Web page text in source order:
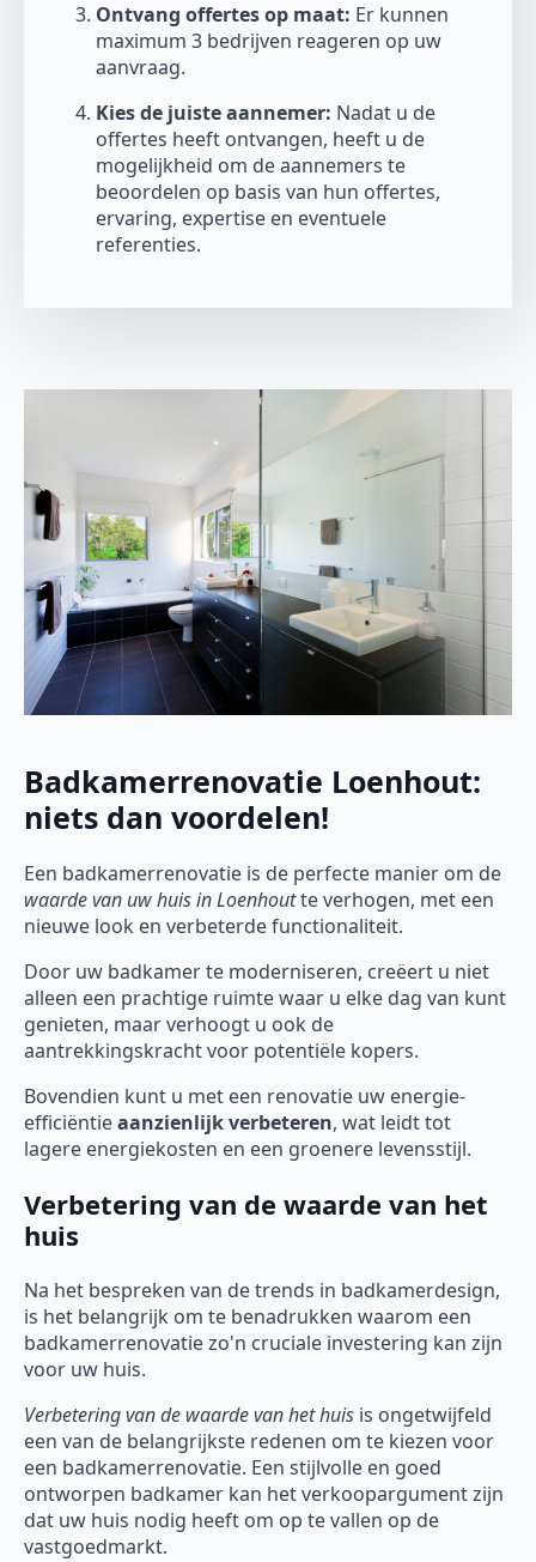
Ontvang offertes op maat: Er kunnen
maximum 3 bedrijven reageren op uw
aanvraag.
Kies de juiste aannemer: Nadat u de
offertes heeft ontvangen, heeft u de
mogelijkheid om de aannemers te
beoordelen op basis van hun offertes,
ervaring, expertise en eventuele
referenties.
Badkamerrenovatie Loenhout:
niets dan voordelen!
Een badkamerrenovatie is de perfecte manier om de
waarde van uw huis in Loenhoutte verhogen, met een
nieuwe look en verbeterde functionaliteit.
Door uw badkamer te moderniseren, creëert u niet
alleen een prachtige ruimte waar u elke dag van kunt
genieten, maar verhoogt u ook de
aantrekkingskracht voor potentiële kopers.
Bovendien kunt u met een renovatie uw energie-
efficiëntieaanzienlijk verbeteren, wat leidt tot
lagere energiekosten en een groenere levensstijl.
Verbetering van de waarde van het
huis
Na het bespreken van de trends in badkamerdesign,
is het belangrijk om te benadrukken waarom een
badkamerrenovatie zo'n cruciale investering kan zijn
voor uw huis.
Verbetering van de waarde van het huis is ongetwijfeld
een van de belangrijkste redenen om te kiezen voor
een badkamerrenovatie. Een stijlvolle en goed
ontworpen badkamer kan het verkoopargument zijn
dat uw huis nodig heeft om op te vallen op de
vastgoedmarkt.